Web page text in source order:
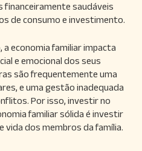
financeiramente saudáveis
de consumo e investimento.
a economia familiar impacta
e emocional dos seus
são frequentemente uma
e uma gestão inadequada
Por isso, investir no
familiar sólida é investir
vida dos membros da família.